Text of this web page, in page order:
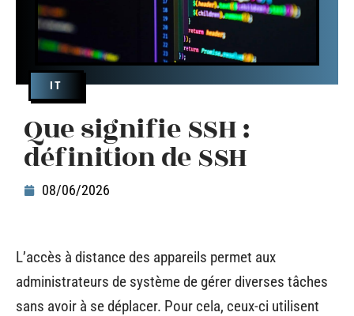
IT
Que signifie SSH :
définition de SSH
08/06/2026
L’accès à distance des appareils permet aux
administrateurs de système de gérer diverses tâches
sans avoir à se déplacer. Pour cela, ceux-ci utilisent